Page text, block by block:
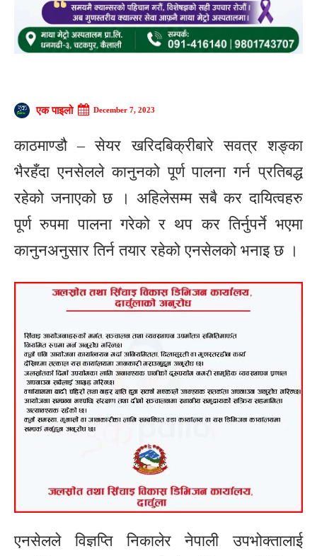
एक पाइलो December 7, 2023
काठमाण्डौ – सेयर खरिदबिक्रीबारे सवत्र शङ्का
भैरहँदा एनसेलले कानुनको पूर्ण पालना गर्न प्रतिबद्ध
रहेको जनाएको छ । अहिलेसम्म सबै कर दायित्वहरु
पूर्ण रुपमा पालना गरेको र थप कर तिर्नुपर्ने भएमा
कानुनअनुसार तिर्न तयार रहेको एनसेलको भनाइ छ ।
एनसेलले विज्ञप्ति निकालेर नेपाली उपभोक्तालाई